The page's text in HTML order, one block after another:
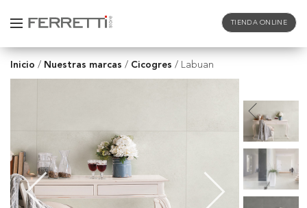
TIENDA ONLINE
Inicio / Nuestras marcas / Cicogres / Labuan